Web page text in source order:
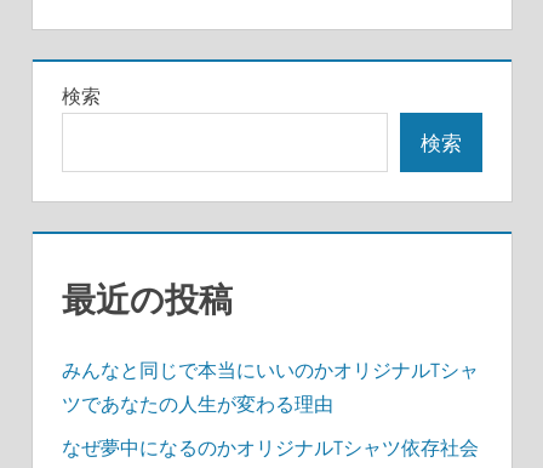
ー
シ
ン
検索
検索
最近の投稿
みんなと同じで本当にいいのかオリジナルTシャ
ツであなたの人生が変わる理由
なぜ夢中になるのかオリジナルTシャツ依存社会